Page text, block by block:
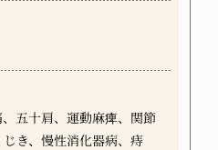
五十肩、運動麻痺、関節
き、慢性消化器病、痔